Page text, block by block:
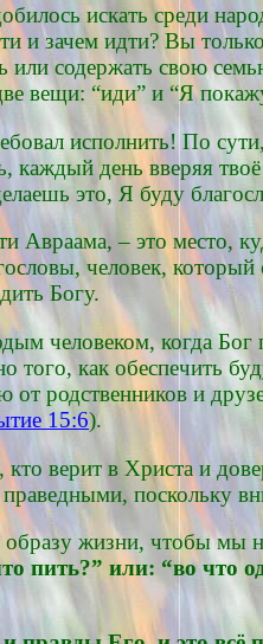
искать среди
и зачем идти? Вы
или содержать свою
вещи: “иди” и “Я
исполнить! По
каждый день вверяя
это, Я буду
Авраама, – это место,
человек,
Богу.
человеком, когда
того, как обеспечить
от родственников и
15:6).
верит в Христа и
поскольку
образу жизни, чтобы
пить?” или: “во что